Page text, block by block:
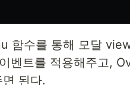
함수를 통해 모달
벤트를 적용해주고,
된다.